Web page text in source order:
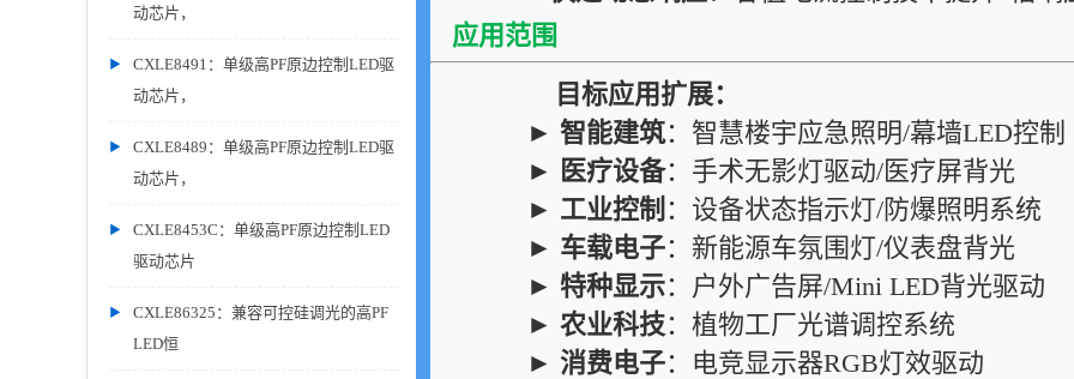
动芯片，
CXLE8491：单级高PF原边控制LED驱
动芯片，
CXLE8489：单级高PF原边控制LED驱
动芯片，
CXLE8453C：单级高PF原边控制LED
驱动芯片
CXLE86325：兼容可控硅调光的高PF
LED恒
应用范围
目标应用扩展：
► 智能建筑：智慧楼宇应急照明/幕墙LED控制
► 医疗设备：手术无影灯驱动/医疗屏背光
► 工业控制 ：设备状态指示灯/防爆照明系统
► 车载电子：新能源车氛围灯/仪表盘背光
► 特种显示：户外广告屏/Mini LED背光驱动
► 农业科技：植物工厂光谱调控系统
► 消费电子：电竞显示器RGB灯效驱动